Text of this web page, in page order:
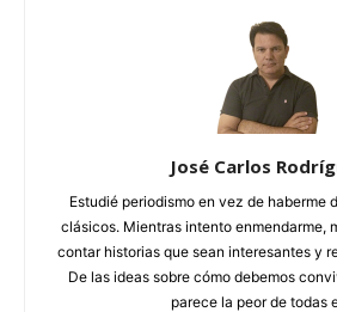
José Carlos
Estudié periodismo en vez de haberme
clásicos. Mientras intento enmendarme,
contar historias que sean interesantes y
De las ideas sobre cómo debemos
parece la peor de todas